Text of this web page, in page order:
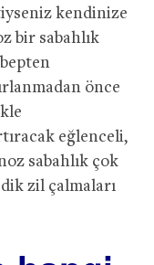
kendinize
bir sabahlık
önce
eğlenceli,
sabahlık çok
zil çalmaları